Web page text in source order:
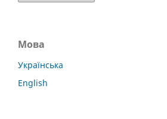
Мова
Українська
English